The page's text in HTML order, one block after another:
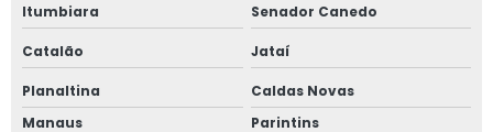
Itumbiara Senador Canedo
Catalão Jataí
Planaltina
Caldas Novas
Manaus
Parintins